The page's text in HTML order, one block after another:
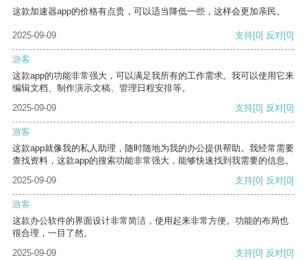
这款加速器app的价格有点贵，可以适当降低一些，这样会更加亲民。
2025-09-09 支持[0] 反对[0]
游客
这款app的功能非常强大，可以满足我所有的工作需求。我可以使用它来
编辑文档、制作演示文稿、管理日程安排等。
2025-09-09
支持[0] 反对[0]
游客
这款app就像我的私人助理，随时随地为我的办公提供帮助。我经常需要
查找资料，这款app的搜索功能非常强大，能够快速找到我需要的信息。
2025-09-09
支持[0] 反对[0]
游客
这款办公软件的界面设计非常简洁，使用起来非常方便。功能的布局也
很合理，一目了然。
2025-09-09
支持[0] 反对[0]